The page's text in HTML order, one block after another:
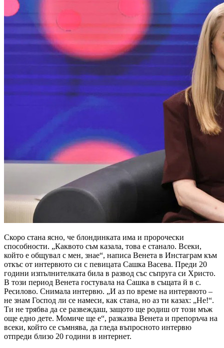
Скоро стана ясно, че блондинката има и пророчески
способности. „Каквото съм казала, това е станало. Всеки,
който е общувал с мен, знае“, написа Венета в Инстаграм към
откъс от интервюто си с певицата Сашка Васева. Преди 20
години изпълнителката била в развод със съпруга си Христо.
В този период Венета гостувала на Сашка в същата й в с.
Ресилово. Снимала интервю. „И аз по време на интервюто –
не знам Господ ли се намеси, как стана, но аз ти казах: „Не!“.
Ти не трябва да се развеждаш, защото ще родиш от този мъж
още едно дете. Момиче ще е“, разказва Венета и препоръча на
всеки, който се съмнява, да гледа въпросното интервю
отпреди близо 20 години в интернет.